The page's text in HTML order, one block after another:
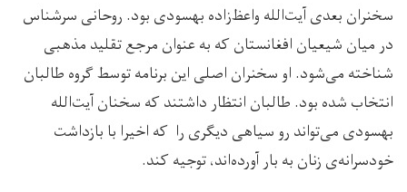
سخنران بعدی آیت‌الله واعظ‌‌‌زاده بهسودی بود. روحانی سرشناس
در میان شیعیان افغانستان که به عنوان مرجع تقلید مذهبی
شناخته می‌شود. او سخنران اصلی این برنامه توسط گروه طالبان
انتخاب شده بود. طالبان انتظار داشتند که سخنان آیت‌الله
بهسودی می‌تواند رو سیاهی دیگری را که اخیرا با بازداشت
خودسرانه‌ی زنان به بار آورده‌اند، توجیه کند.